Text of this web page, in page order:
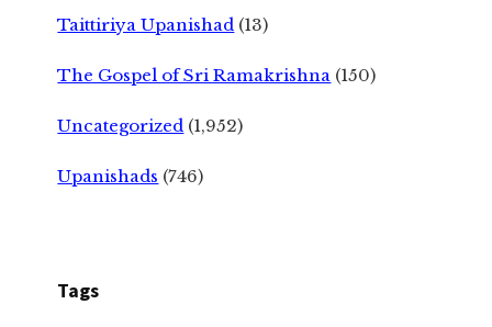
Taittiriya Upanishad (13)
The Gospel of Sri Ramakrishna (150)
Uncategorized (1,952)
Upanishads (746)
Tags